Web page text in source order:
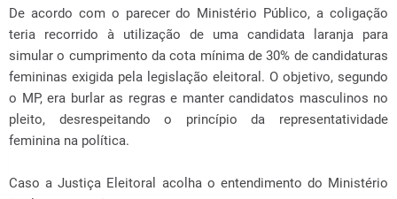
De acordo com o parecer do Ministério Público, a coligação
teria recorrido à utilização de uma candidata laranja para
simular o cumprimento da cota mínima de 30% de candidaturas
femininas exigida pela legislação eleitoral. O objetivo, segundo
o MP, era burlar as regras e manter candidatos masculinos no
pleito, desrespeitando o princípio da representatividade
feminina na política.
Caso a Justiça Eleitoral acolha o entendimento do Ministério